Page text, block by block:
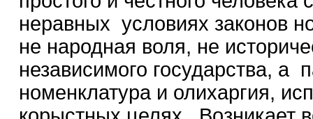
неравных условиях законов
не народная воля, не
независимого государства, а
номенклатура и олихаргия,